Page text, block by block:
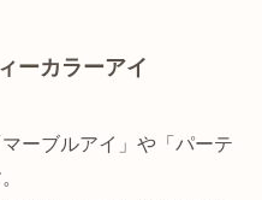
ーカラーアイ
ーブルアイ」や「パーテ